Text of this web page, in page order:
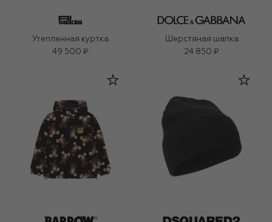
Утепленная куртка
49 500 ₽
Шерстяная шапка
24 850 ₽